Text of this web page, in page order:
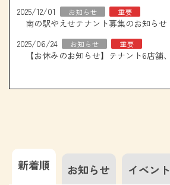
2025/12/01
お知らせ 重要
南の駅やえせテナント募集のお知らせ
2025/06/24
お知らせ 重要
新着順 お知らせ イベント